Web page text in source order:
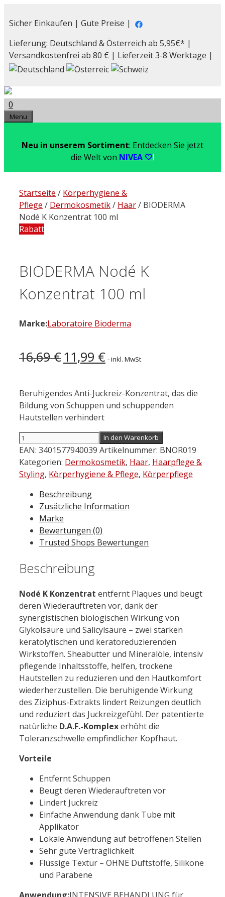
Inhalt
Sicher Einkaufen | Gute Preise |
Lieferung: Deutschland & Österreich ab 5,95€* |
Versandkostenfrei ab 80 € | Lieferzeit 3-8 Werktage |
0
Menu
Neu in unserem Sortiment: Entdecken Sie jetzt
die Welt von NIVEA 🤍!
Startseite / Körperhygiene &
Pflege / Dermokosmetik/ Haar/ BIODERMA
Nodé K Konzentrat 100 ml
Rabatt
BIODERMA Nodé K
Konzentrat 100 ml
Marke:Laboratoire Bioderma
16,69€ Ursprünglicher
Preis
16,69 €
11,99 €Aktueller
Preis
11,99 €.
- inkl. MwSt
Beruhigendes Anti-Juckreiz-Konzentrat, das die
Bildung von Schuppen und schuppenden
Hautstellen verhindert
BIODERMA
Nodé
K
Konzentrat
Menge
In den Warenkorb
EAN: 3401577940039 Artikelnummer: BNOR019
Kategorien: Dermokosmetik, Haar, Haarpflege &
Styling, Körperhygiene & Pflege, Körperpflege
Beschreibung
Zusätzliche Information
Marke
Bewertungen (0)
Trusted Shops Bewertungen
Beschreibung
Nodé K Konzentrat entfernt Plaques und beugt
deren Wiederauftreten vor, dank der
synergistischen biologischen Wirkung von
Glykolsäure und Salicylsäure – zwei starken
keratolytischen und keratoreduzierenden
Wirkstoffen. Sheabutter und Mineralöle, intensiv
pflegende Inhaltsstoffe, helfen, trockene
Hautstellen zu reduzieren und den Hautkomfort
wiederherzustellen. Die beruhigende Wirkung
des Ziziphus-Extrakts lindert Reizungen deutlich
und reduziert das Juckreizgefühl. Der patentierte
natürliche D.A.F.-Komplexerhöht die
Toleranzschwelle empfindlicher Kopfhaut.
Vorteile
Entfernt Schuppen
Beugt deren Wiederauftreten vor
Lindert Juckreiz
Einfache Anwendung dank Tube mit
Applikator
Lokale Anwendung auf betroffenen Stellen
Sehr gute Verträglichkeit
Flüssige Textur – OHNE Duftstoffe, Silikone
und Parabene